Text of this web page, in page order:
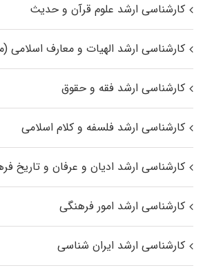
کارشناسی ارشد علوم قرآن و حدیث
کارشناسی ارشد الهیات و معارف
کارشناسی ارشد فقه و حقوق
کارشناسی ارشد فلسفه و کلام اسلامی
کارشناسی ارشد ادیان و عرفان و تاریخ
کارشناسی ارشد امور فرهنگی
کارشناسی ارشد ایران شناسی